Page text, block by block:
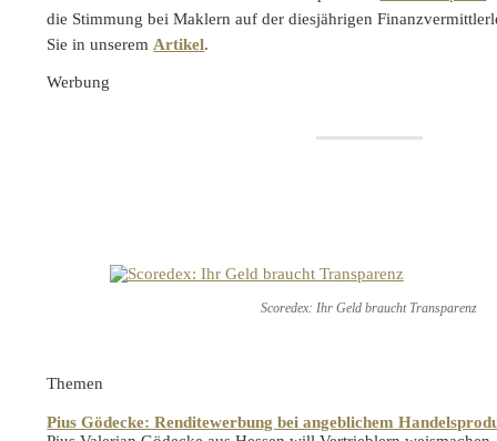
die Stimmung bei Maklern auf der diesjährigen
Sie in unserem Artikel.
Werbung
Scoredex: Ihr Geld braucht Transparenz
Themen
Pius Gödecke: Renditewerbung bei angeblichem